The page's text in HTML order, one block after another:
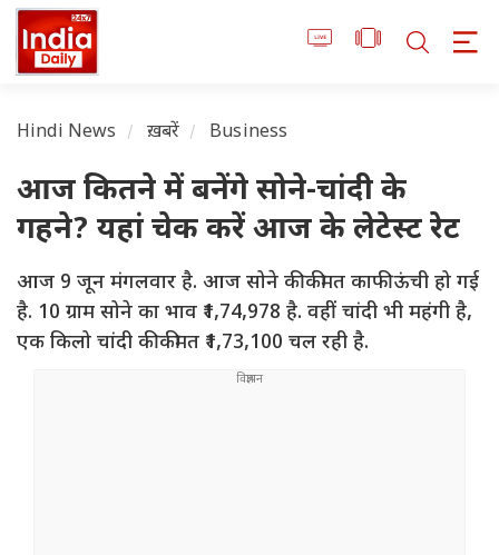
Hindi News ख़बरें Business
आज कितने में बनेंगे सोने-चांदी के
गहने? यहां चेक करें आज के लेटेस्ट रेट
आज 9 जून मंगलवार है. आज सोने की कीमत काफी ऊंची हो गई
है. 10 ग्राम सोने का भाव ₹1,74,978 है. वहीं चांदी भी महंगी है,
एक किलो चांदी की कीमत ₹1,73,100 चल रही है.